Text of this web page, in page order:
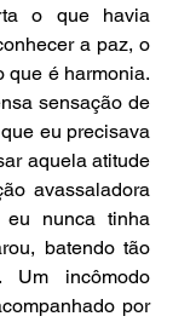
o que havia
a paz, o
que é harmonia.
sensação de
eu precisava
aquela atitude
avassaladora
nunca tinha
batendo tão
Um incômodo
por